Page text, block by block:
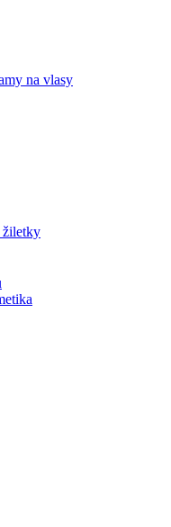
na vlasy
žiletky